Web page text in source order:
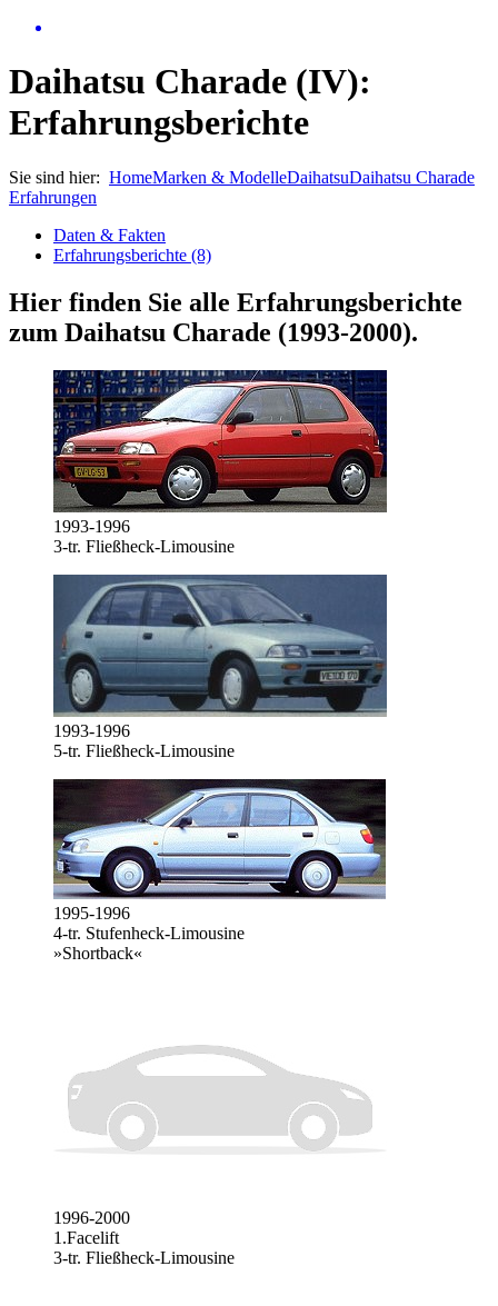
Daihatsu Charade (IV):
Erfahrungsberichte
Sie sind hier: HomeMarken & ModelleDaihatsuDaihatsu Charade
Erfahrungen
Daten & Fakten
Erfahrungsberichte (8)
Hier finden Sie alle Erfahrungsberichte
zum Daihatsu Charade (1993-2000).
1993-1996
3-tr. Fließheck-Limousine
1993-1996
5-tr. Fließheck-Limousine
1995-1996
4-tr. Stufenheck-Limousine
»Shortback«
1996-2000
1.Facelift
3-tr. Fließheck-Limousine